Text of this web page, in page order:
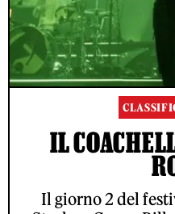
IL
Il giorno 2 del